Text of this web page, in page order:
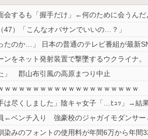
RSS
会するも「握手だけ」←何のために会うんだ
47）「こんなオバサンでいいの…？」
たのか…」 日本の普通のテレビ番組が最新
ンをネット発射装置で撃墜するウクライナ。
」 郡山布引風の高原まつり中止
ｗｗｗｗｗｗｗｗｗｗｗｗｗｗｗｗｗｗｗ
は尽くしました」陰キャ女子「…ﾋｭｯ」→結
員←ベンチ入り 強豪校のジャガイモダンサ
染みのフォントの使用料が年間6万から年間